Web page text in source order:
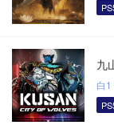
九
白1